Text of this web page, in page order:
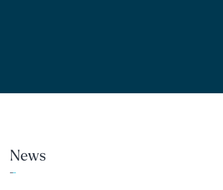
News